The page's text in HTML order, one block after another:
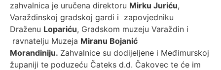
zahvalnica je uručena direktoru Mirku Juriću,
Varaždinskoj gradskoj gardi i zapovjedniku
Draženu Lopariću, Gradskom muzeju Varaždin i
ravnatelju Muzeja Miranu Bojanić
Morandiniju. Zahvalnice su dodijeljene i Međimurskoj
županiji te poduzeću Čateks d.d. Čakovec te će im